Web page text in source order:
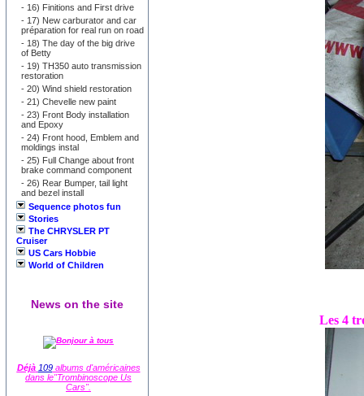
- 16) Finitions and First drive
- 17) New carburator and car
préparation for real run on road
- 18) The day of the big drive
of Betty
- 19) TH350 auto transmission
restoration
- 20) Wind shield restoration
- 21) Chevelle new paint
- 23) Front Body installation
and Epoxy
- 24) Front hood, Emblem and
moldings instal
- 25) Full Change about front
brake command component
- 26) Rear Bumper, tail light
and bezel install
Sequence photos fun
Stories
The CHRYSLER PT
Cruiser
US Cars Hobbie
World of Children
News on the site
Déjà 109albums d'américaines
dans le"Trombinoscope Us
Cars".
Les 4